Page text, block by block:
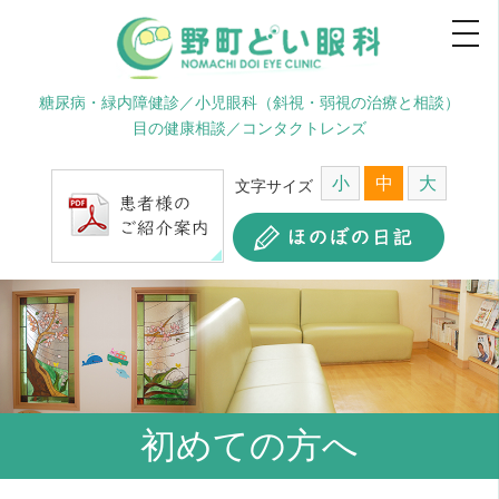
糖尿病・緑内障健診／小児眼科（斜視・弱視の治療と相談）
目の健康相談／コンタクトレンズ
文字サイズ 小 中 大
初めての方へ